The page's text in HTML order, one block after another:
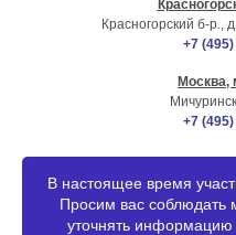
Красногорский б-р.,
+7
Москва,
+7
В настоящее время
Просим вас соблюдать
уточнять